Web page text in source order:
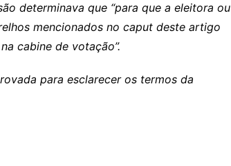
determinava que “para que a eleitora ou
mencionados no caput deste artigo
cabine de votação”.
para esclarecer os termos da